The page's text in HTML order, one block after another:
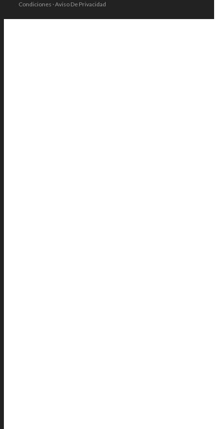
Condiciones · Aviso De Privacidad